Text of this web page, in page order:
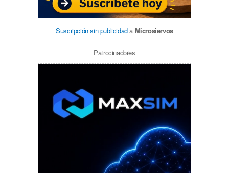
Suscripción sin publicidada Microsiervos
Patrocinadores